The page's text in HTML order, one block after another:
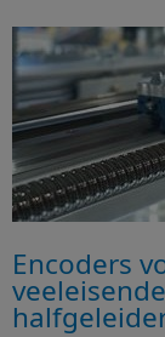
Encoders